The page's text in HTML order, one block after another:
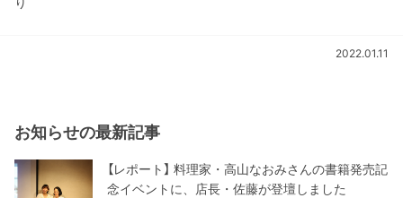
2022.01.11
お知らせの最新記事
【レポート】 料理家・高山なおみさんの書籍発売記
念イベントに、店長・佐藤が登壇しました